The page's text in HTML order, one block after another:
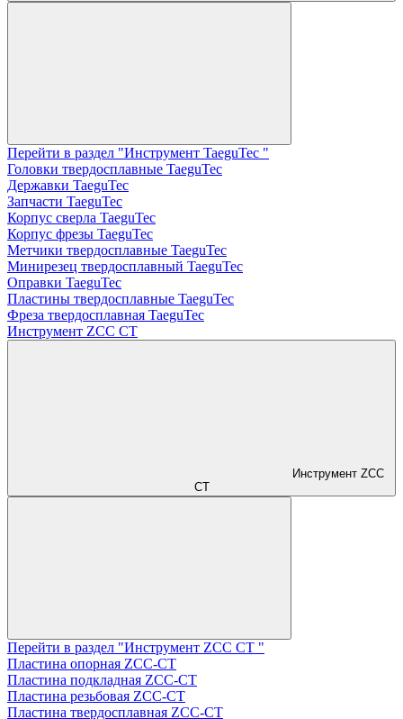
Перейти в раздел "Инструмент TaeguTec "
Головки твердосплавные TaeguTec
Державки TaeguTec
Запчасти TaeguTec
Корпус сверла TaeguTec
Корпус фрезы TaeguTec
Метчики твердосплавные TaeguTec
Минирезец твердосплавный TaeguTec
Оправки TaeguTec
Пластины твердосплавные TaeguTec
Фреза твердосплавная TaeguTec
Инструмент ZCС CT
Инструмент ZCС
CT
Перейти в раздел "Инструмент ZCС CT "
Пластина опорная ZCC-CT
Пластина подкладная ZCC-CT
Пластина резьбовая ZCC-CT
Пластина твердосплавная ZCC-CT